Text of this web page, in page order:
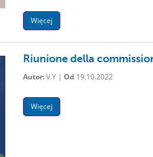
Więcej
Riunione della
Autor:V.Y | Od 19.10.2022
Więcej